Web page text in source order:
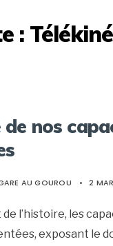
:
nos
AU GOUROU • 2
l’histoire, les
exposant le